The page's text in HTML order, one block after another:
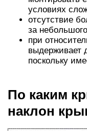
условиях
отсутствие
за
при
выдерживает
поскольку
По каким
наклон